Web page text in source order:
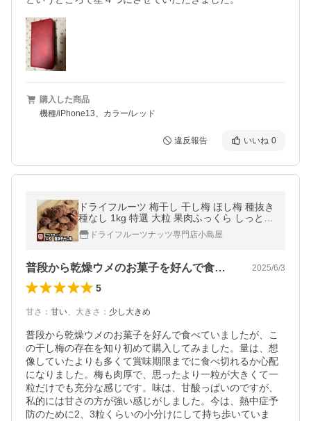
購入した商品
機種/iPhone13、カラー/レッド
違反報告 いいね 0
ドライフルーツ 梅干し 干し梅 ほし梅 種抜き
種なし 1kg 特選 大粒 果肉ふっくら しっとり
お茶請けに 爆買
ドライフルーツナッツ専門店小島屋
普段から乾燥ウメのお菓子を好んで食べて… 2025/6/3
5
甘さ ： 甘い、 大きさ ： 少し大きめ
普段から乾燥ウメのお菓子を好んで食べていましたが、こ
の干し梅の存在を知り初めて購入してみました。量は、想
像していたよりも多くて賞味期限までに食べ切れるか心配
になりました。梅も肉厚で、思ったより一粒が大きくて一
粒だけでも充分な感じです。味は、甘酸っぱいのですが、
私的には甘さの方が強い感じがしました。今は、熱中症予
防のために2、3粒くらいの小分けにして持ち歩いていま